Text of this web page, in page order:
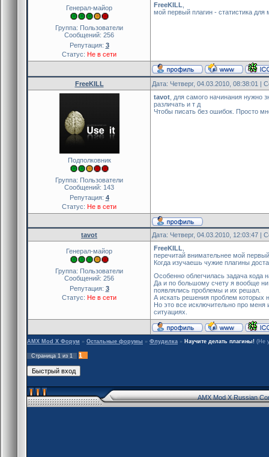
Генерал-майор
Группа: Пользователи
Сообщений: 256
Репутация: 3
Статус: Не в сети
FreeKILL
мой первый плагин - статистика для
FreeKILL Дата: Четверг, 04.03.2010, 08:38:01 |
Подполковник
Группа: Пользователи
Сообщений: 143
Репутация: 4
Статус: Не в сети
tavot , для самого начинания нужно
различать и т д
Чтобы писать без ошибок. Просто
tavot Дата: Четверг, 04.03.2010, 12:03:47 |
Генерал-майор
Группа: Пользователи
Сообщений: 256
Репутация: 3
Статус: Не в сети
FreeKILL
перечитай внимательнее мой
Когда изучаешь чужие плагины
Особенно облегчилась задача кода
Да и по большому счету я вообще ни
появлялись проблемы и их решал.
А искать решения проблем которых
Но это все исключительно про меня
ситуациях.
AMX Mod X Форум » Остальные форумы » Флудилка » Научите делать плагины! (Не
Страница 1 из 1 1
AMX Mod X Russian